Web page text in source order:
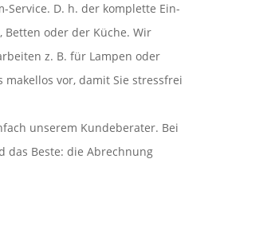
Service. D. h. der komplette Ein-
Betten oder der Küche. Wir
z. B. für Lampen oder
vor, damit Sie stressfrei
unserem Kundeberater. Bei
Beste: die Abrechnung